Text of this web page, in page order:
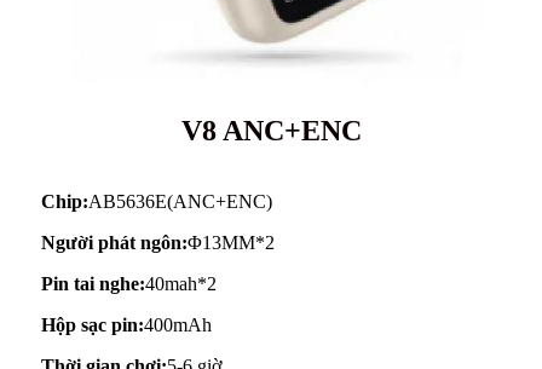
V8 ANC+ENC
Chip:AB5636E(ANC+ENC)
Người phát ngôn:Φ13MM*2
Pin tai nghe:40mah*2
Hộp sạc pin:400mAh